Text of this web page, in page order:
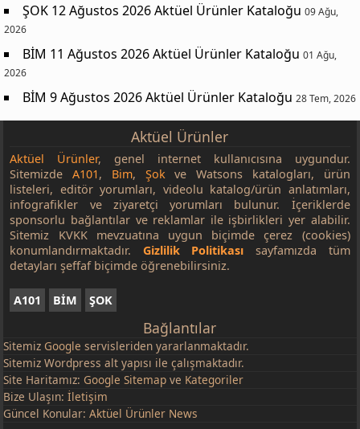
ŞOK 12 Ağustos 2026 Aktüel Ürünler Kataloğu 09 Ağu,
2026
BİM 11 Ağustos 2026 Aktüel Ürünler Kataloğu 01 Ağu,
2026
BİM 9 Ağustos 2026 Aktüel Ürünler Kataloğu 28 Tem, 2026
Aktüel Ürünler
Aktüel Ürünler, genel internet kullanıcısına uygundur.
SitemizdeA101, Bim, Şokve Watsons katalogları, ürün
listeleri, editör yorumları, videolu katalog/ürün anlatımları,
infografikler ve ziyaretçi yorumları bulunur. İçeriklerde
sponsorlu bağlantılar ve reklamlar ile işbirlikleri yer alabilir.
Sitemiz KVKK mevzuatına uygun biçimde çerez (cookies)
konumlandırmaktadır. Gizlilik Politikası sayfamızda tüm
detayları şeffaf biçimde öğrenebilirsiniz.
A101 BİM ŞOK
Bağlantılar
Sitemiz Google servisleriden yararlanmaktadır.
Sitemiz Wordpress alt yapısı ile çalışmaktadır.
Site Haritamız: Google Sitemap ve Kategoriler
Bize Ulaşın:İletişim
Güncel Konular:Aktüel Ürünler News